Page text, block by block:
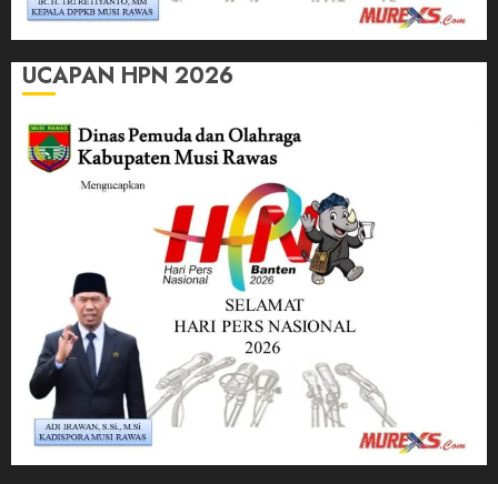
UCAPAN HPN 2026